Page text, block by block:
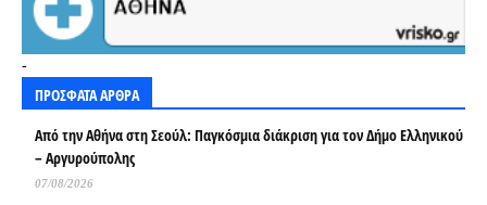
-
ΠΡΟΣΦΑΤΑ ΑΡΘΡΑ
Από την Αθήνα στη Σεούλ: Παγκόσμια διάκριση για τον Δήμο Ελληνικού
– Αργυρούπολης
07/08/2026